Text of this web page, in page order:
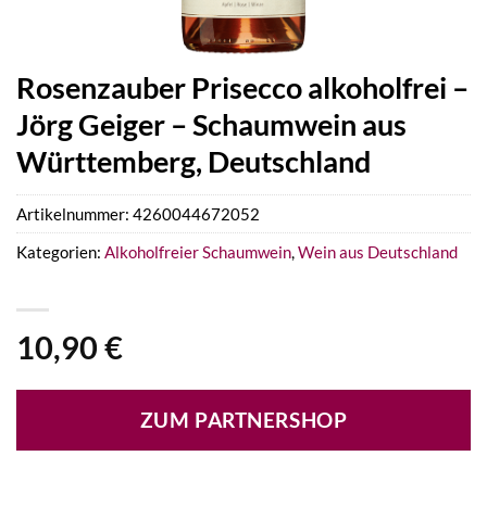
Rosenzauber Prisecco alkoholfrei –
Jörg Geiger – Schaumwein aus
Württemberg, Deutschland
10,90 €
ZUM PARTNERSHOP
Artikelnummer: 4260044672052
Kategorien: Alkoholfreier Schaumwein,Wein aus Deutschland